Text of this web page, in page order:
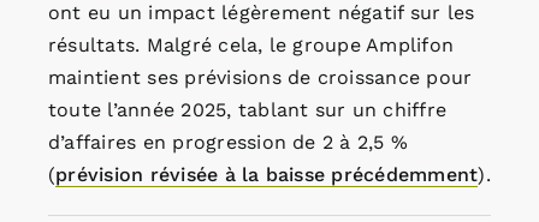
ont eu un impact légèrement négatif sur les
résultats. Malgré cela, le groupe Amplifon
maintient ses prévisions de croissance pour
toute l’année 2025, tablant sur un chiffre
d’affaires en progression de 2 à 2,5 %
(prévision révisée à la baisse précédemment).